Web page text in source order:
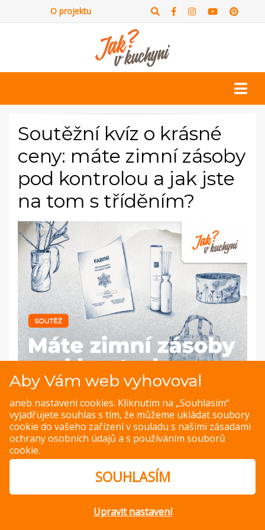
O projektu
Soutěžní kvíz o krásné
ceny: máte zimní zásoby
pod kontrolou a jak jste
na tom s tříděním?
© Copyright 2014 – 2026 –Jak v kuchyni
Aby Vám web vyhovoval
aneb nastavení cookies. Kliknutím na „Souhlasím“
vyjadřujete souhlas s tím, že můžeme ukládat soubory
cookie do vašeho zařízení v souladu s našimi zásadami
ochrany osobních údajů a s používáním souborů
cookie.
SOUHLASÍM
Upravit nastavení